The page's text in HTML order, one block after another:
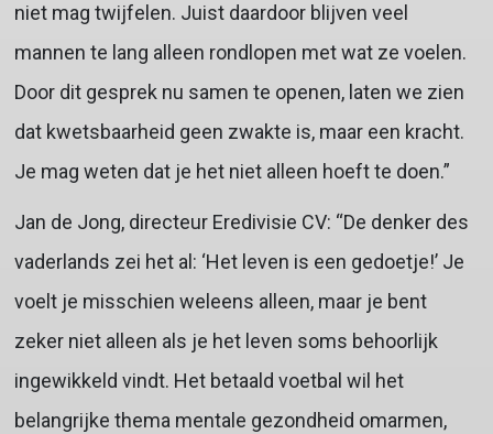
niet mag twijfelen. Juist daardoor blijven veel
mannen te lang alleen rondlopen met wat ze voelen.
Door dit gesprek nu samen te openen, laten we zien
dat kwetsbaarheid geen zwakte is, maar een kracht.
Je mag weten dat je het niet alleen hoeft te doen.”
Jan de Jong, directeur Eredivisie CV: “De denker des
vaderlands zei het al: ‘Het leven is een gedoetje!’ Je
voelt je misschien weleens alleen, maar je bent
zeker niet alleen als je het leven soms behoorlijk
ingewikkeld vindt. Het betaald voetbal wil het
belangrijke thema mentale gezondheid omarmen,